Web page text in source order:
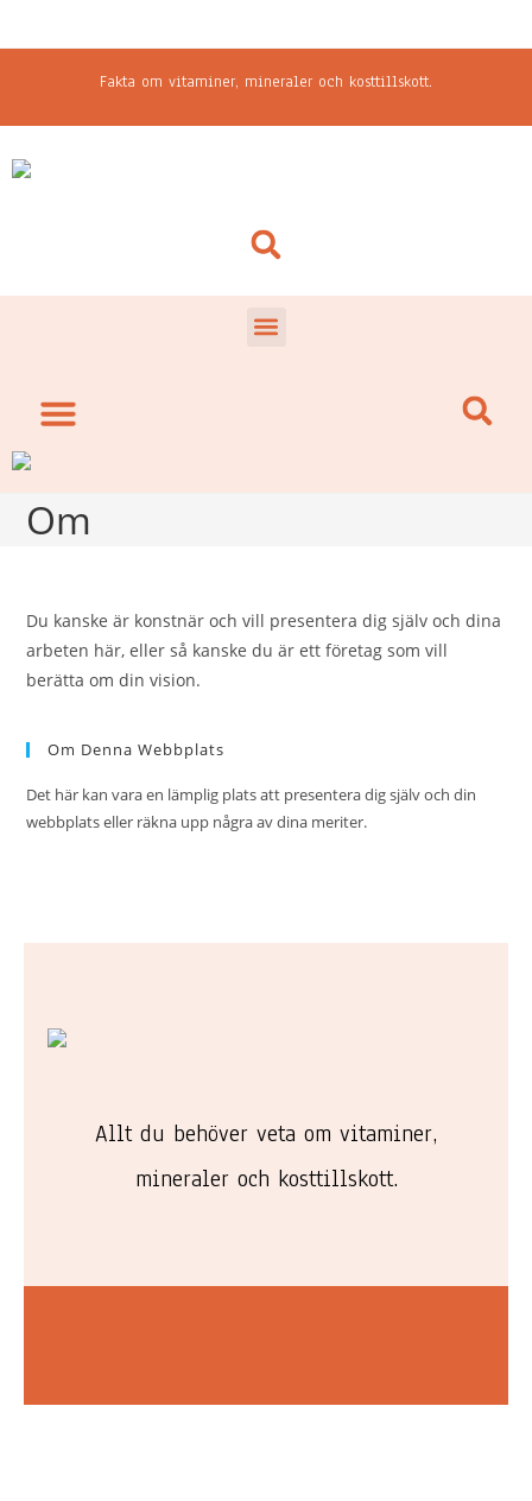
Fakta om vitaminer, mineraler och kosttillskott.
Om
Du kanske är konstnär och vill presentera dig själv och dina
arbeten här, eller så kanske du är ett företag som vill
berätta om din vision.
Om Denna Webbplats
Det här kan vara en lämplig plats att presentera dig själv och din
webbplats eller räkna upp några av dina meriter.
Allt du behöver veta om vitaminer,
mineraler och kosttillskott.